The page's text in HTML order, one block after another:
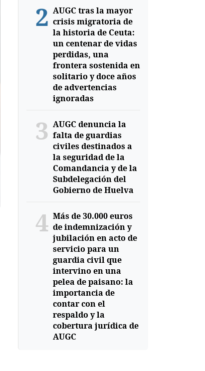
2 AUGC tras la mayor
crisis migratoria de
la historia de Ceuta:
un centenar de vidas
perdidas, una
frontera sostenida en
solitario y doce años
de advertencias
ignoradas
3 AUGC denuncia la
falta de guardias
civiles destinados a
la seguridad de la
Comandancia y de la
Subdelegación del
Gobierno de Huelva
4 Más de 30.000 euros
de indemnización y
jubilación en acto de
servicio para un
guardia civil que
intervino en una
pelea de paisano: la
importancia de
contar con el
respaldo y la
cobertura jurídica de
AUGC